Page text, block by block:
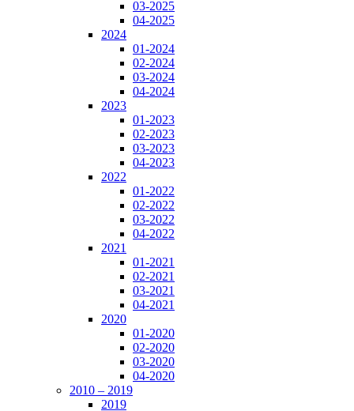
03-2025
04-2025
2024
01-2024
02-2024
03-2024
04-2024
2023
01-2023
02-2023
03-2023
04-2023
2022
01-2022
02-2022
03-2022
04-2022
2021
01-2021
02-2021
03-2021
04-2021
2020
01-2020
02-2020
03-2020
04-2020
2010 – 2019
2019